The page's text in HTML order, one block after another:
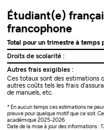
Étudiant(e)
francophone
Total pour un trimestre à temps
Droits de scolarité :
Autres frais exigibles :
Ces totaux sont des estimations
autres coûts tels les frais
de manuels, etc.
* En aucun temps ces estimations ne
preuve pour quelque motif que ce soit.
académique 2025-2026.
Date de la mise à jour des informations :